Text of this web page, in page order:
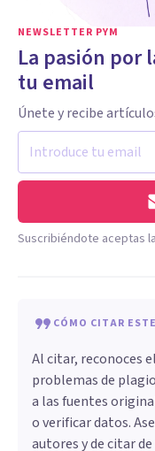
NEWSLETTER PYM
La pasión por
tu email
Únete y recibe
Suscribiéndote aceptas
CÓMO CITAR
Al citar, reconoces
problemas de
a las fuentes
o verificar datos.
autores y de citar